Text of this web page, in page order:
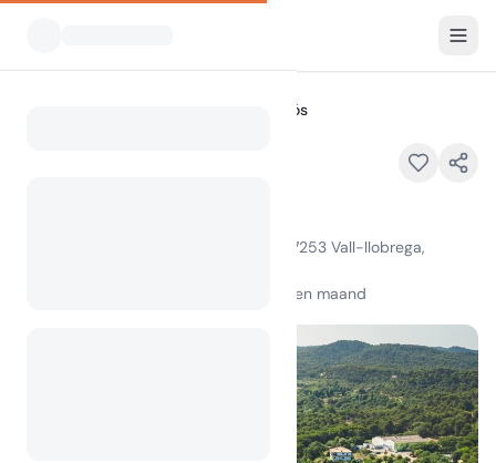
HolaCamp Palamós
Ctra. Palamós-Palafrugell, Km 328, 17253 Vall-llobrega,
weergaven in de afgelopen maand